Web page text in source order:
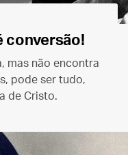
conversão!
mas não encontra
pode ser tudo,
de Cristo.